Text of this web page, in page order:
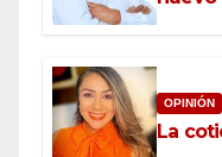
OPINIÓN
La